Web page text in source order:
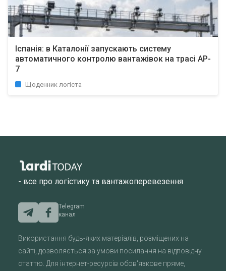
Іспанія: в Каталонії запускають систему
автоматичного контролю вантажівок на трасі AP-
7
Щоденник логіста
- все про логістику та вантажоперевезення
Telegram
канал
Використання будь-яких матеріалів, розміщених на
сайті, дозволяється за умови посилання на відповідну
статтю. Для інтернет-ресурсів обов'язкове пряме,